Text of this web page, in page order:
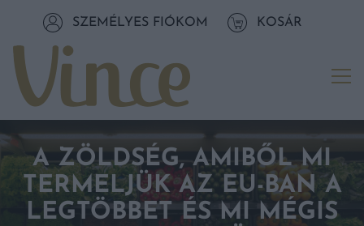
Tovább a tartalomhozSZEMÉLYES FIÓKOM KOSÁR
A ZÖLDSÉG, AMIBŐL MI
TERMELJÜK AZ EU-BAN A
LEGTÖBBET ÉS MI MÉGIS